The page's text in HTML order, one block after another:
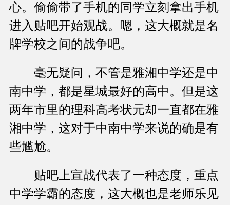
心。偷偷带了手机的同学立刻拿出手机
进入贴吧开始观战。嗯，这大概就是名
牌学校之间的战争吧。
毫无疑问，不管是雅湘中学还是中
南中学，都是星城最好的高中。但是这
两年市里的理科高考状元却一直都在雅
湘中学，这对于中南中学来说的确是有
些尴尬。
贴吧上宣战代表了一种态度，重点
中学学霸的态度，这大概也是老师乐见